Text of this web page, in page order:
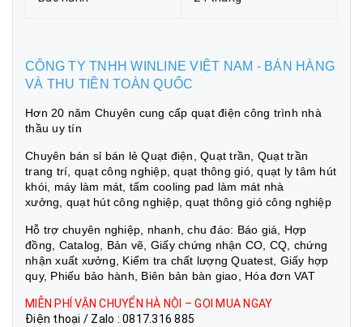
CÔNG TY TNHH WINLINE VIỆT NAM - BÁN HÀNG
VÀ THU TIỀN TOÀN QUỐC
Hơn 20 năm Chuyên cung cấp quạt điện công trình nhà
thầu uy tín
Chuyên bán sỉ bán lẻ Quạt điện, Quạt trần, Quạt trần
trang trí, quạt công nghiệp, quạt thông gió, quạt ly tâm hút
khói, máy làm mát, tấm cooling pad làm mát nhà
xưởng, quạt hút công nghiệp, quạt thông gió công nghiệp
Hỗ trợ chuyên nghiệp, nhanh, chu đáo: Báo giá, Hợp
đồng, Catalog, Bản vẽ, Giấy chứng nhận CO, CQ, chứng
nhận xuất xưởng, Kiểm tra chất lượng Quatest, Giấy hợp
quy, Phiếu bảo hành, Biên bản bàn giao, Hóa đơn VAT
MIỄN PHÍ VẬN CHUYỂN HÀ NỘI – GỌI MUA NGAY
Điện thoại / Zalo : 0817.316 885